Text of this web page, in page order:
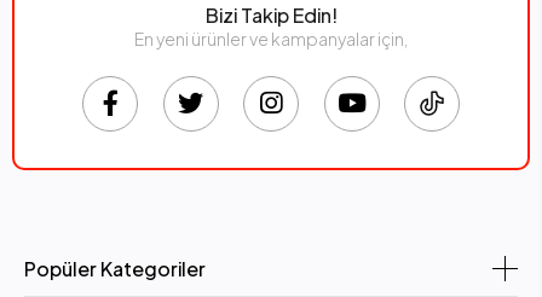
Bizi Takip Edin!
En yeni ürünler ve kampanyalar için,
Popüler Kategoriler